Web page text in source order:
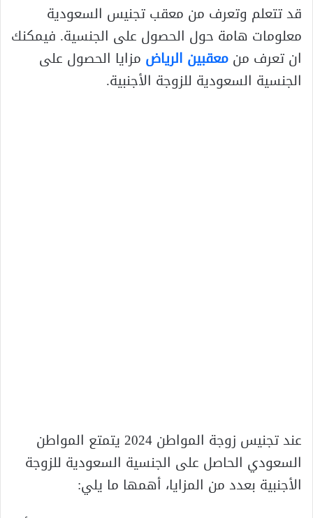
قد تتعلم وتعرف من معقب تجنيس السعودية
معلومات هامة حول الحصول على الجنسية. فيمكنك
ان تعرف منمعقبين الرياض مزايا الحصول على
الجنسية السعودية للزوجة الأجنبية.
عند تجنيس زوجة المواطن 2024 يتمتع المواطن
السعودي الحاصل على الجنسية السعودية للزوجة
الأجنبية بعدد من المزايا، أهمها ما يلي: